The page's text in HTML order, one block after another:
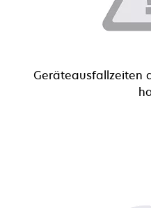
Geräteausfallzeiten